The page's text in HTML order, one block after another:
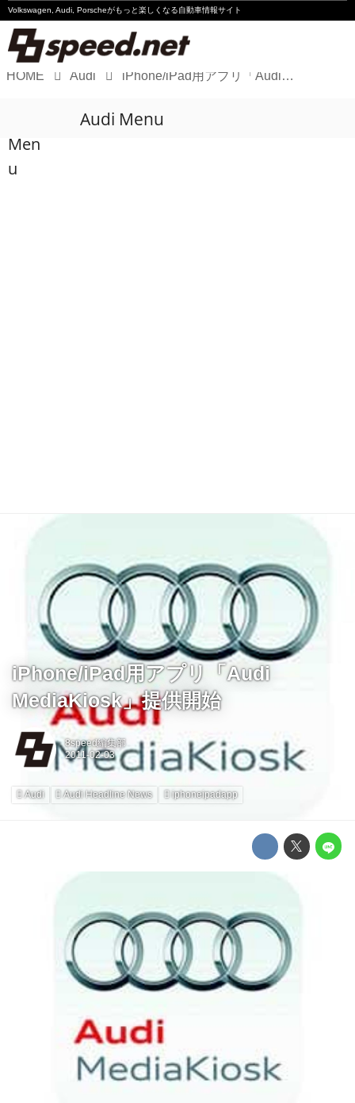
Volkswagen, Audi, Porscheがもっと楽しくなる自動車情報サイト
Audi
HOME Audi iPhone/iPad用アプリ「Audi MediaKiosk」提供開始
Men
u
Audi Menu
iPhone/iPad用アプリ「Audi
MediaKiosk」提供開始
8speed編集部
Audi Audi Headline News iphoneipadapp